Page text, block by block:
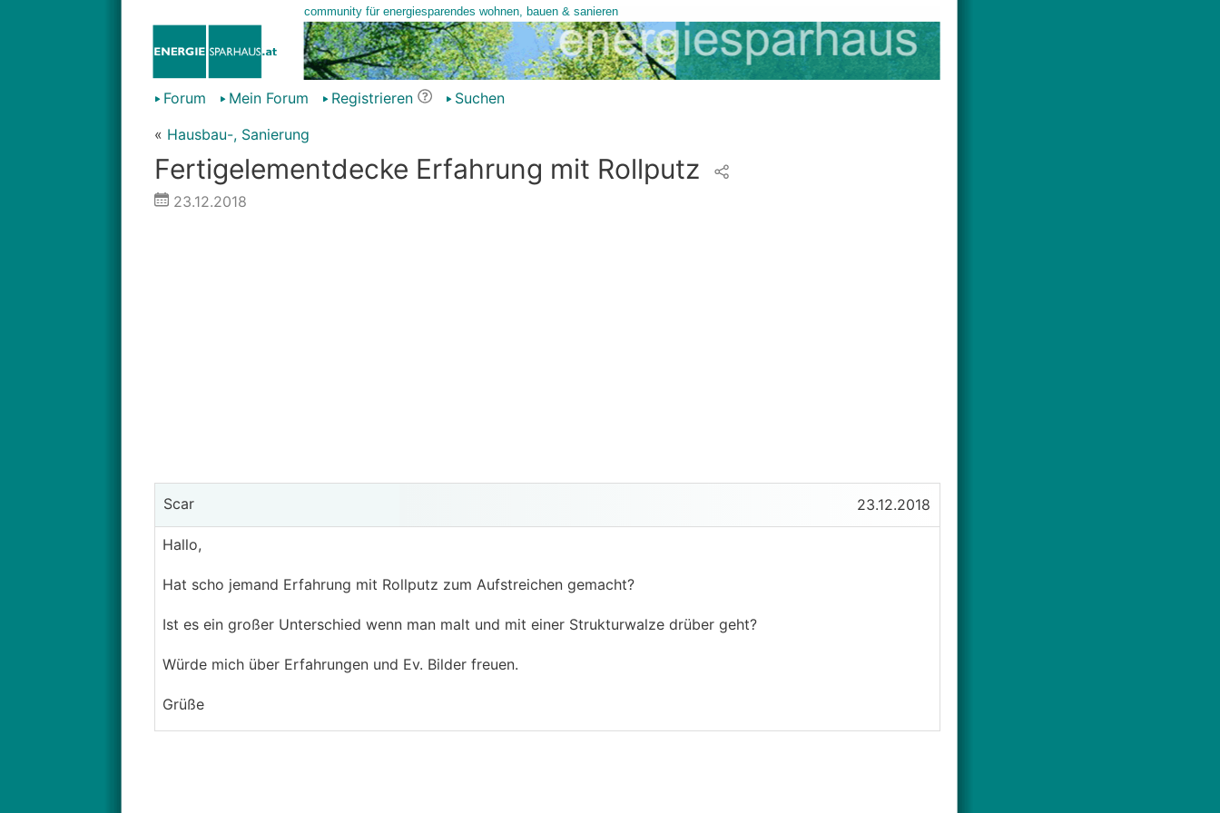
Forum Mein Forum Registrieren
Suchen
« Hausbau-, Sanierung
Fertigelementdecke Erfahrung mit Rollputz
23.12.2018
Scar 23.12.2018
Hallo,
Hat scho jemand Erfahrung mit Rollputz zum Aufstreichen gemacht?
Ist es ein großer Unterschied wenn man malt und mit einer Strukturwalze drüber geht?
Würde mich über Erfahrungen und Ev. Bilder freuen.
Grüße